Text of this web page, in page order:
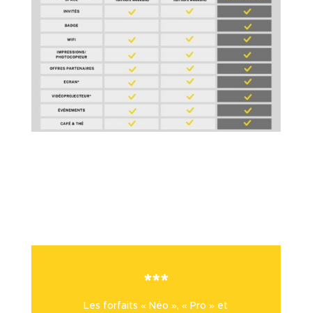
***
Les forfaits « Néo », « Pro » et